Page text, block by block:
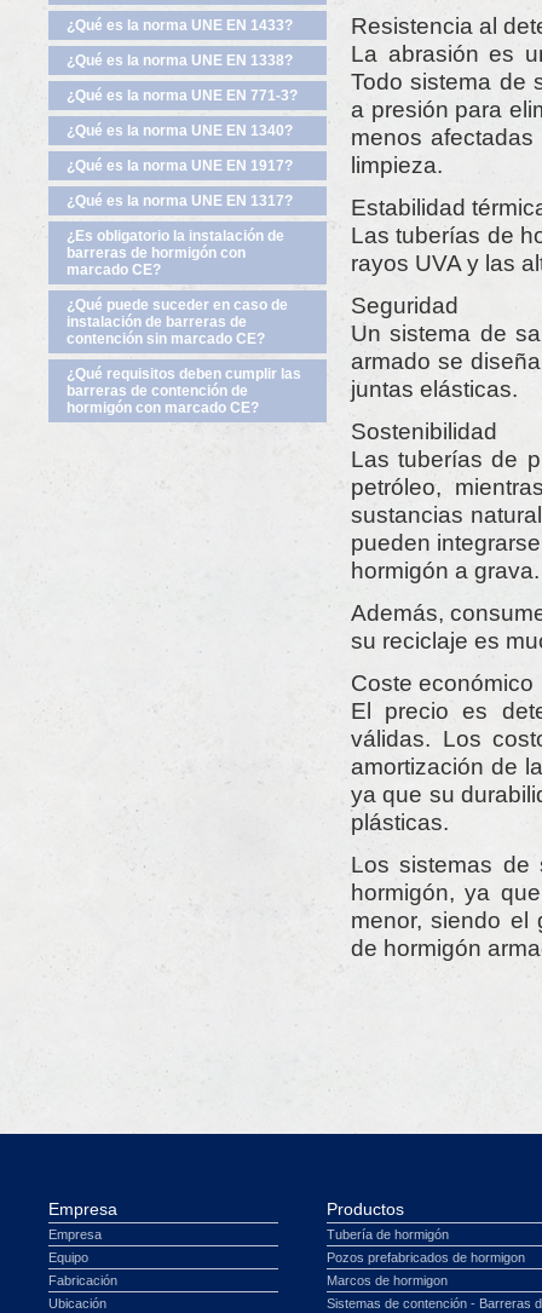
¿Qué es la norma UNE EN 1433?
¿Qué es la norma UNE EN 1338?
¿Qué es la norma UNE EN 771-3?
¿Qué es la norma UNE EN 1340?
¿Qué es la norma UNE EN 1917?
¿Qué es la norma UNE EN 1317?
¿Es obligatorio la instalación de
barreras de hormigón con
marcado CE?
¿Qué puede suceder en caso de
instalación de barreras de
contención sin marcado CE?
¿Qué requisitos deben cumplir las
barreras de contención de
hormigón con marcado CE?
Resistencia al
La abrasión es
Todo sistema de
a presión para
menos
limpieza.
Estabilidad
Las tuberías de
rayos UVA y las
Seguridad
Un sistema de
armado se
juntas elásticas.
Sostenibilidad
Las tuberías de
petróleo,
sustancias
pueden
hormigón a grava.
Además,
su reciclaje es
Coste económico
El precio es
válidas. Los
amortización de
ya que su
plásticas.
Los sistemas de
hormigón, ya
menor, siendo el
de hormigón
Empresa
Empresa
Equipo
Fabricación
Ubicación
Productos
Tubería de hormigón
Pozos prefabricados de hormigon
Marcos de hormigon
Sistemas de contención - Barreras